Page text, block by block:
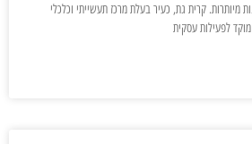
מיותרות. קרית גת, כעיר בעלת מרכז תעשייתי וכלכלי
לפעילות עסקית